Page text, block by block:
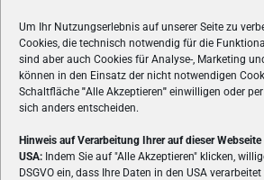
Um Ihr Nutzungserlebnis auf unserer Seite zu
Cookies, die technisch notwendig für die
sind aber auch Cookies für Analyse-, Marketing
können in den Einsatz der nicht notwendigen
Schaltfläche "Alle Akzeptieren" einwilligen oder
sich anders entscheiden.
Hinweis auf Verarbeitung Ihrer auf dieser
USA: Indem Sie auf "Alle Akzeptieren" klicken,
DSGVO ein, dass Ihre Daten in den USA
ÜBER UNS